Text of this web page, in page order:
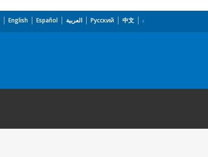
English Español العربية Русский 中文